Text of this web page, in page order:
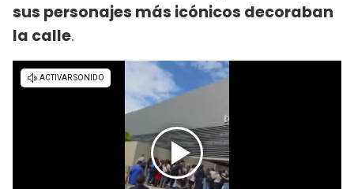
sus personajes más icónicos decoraban
la calle.